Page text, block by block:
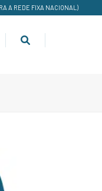
A REDE FIXA NACIONAL)